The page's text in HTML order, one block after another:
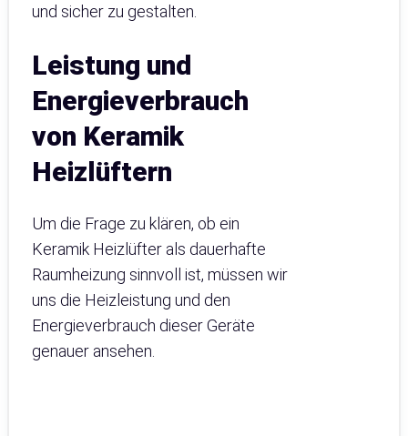
und sicher zu gestalten.
Leistung und
Energieverbrauch
von Keramik
Heizlüftern
Um die Frage zu klären, ob ein
Keramik Heizlüfter als dauerhafte
Raumheizung sinnvoll ist, müssen wir
uns die Heizleistung und den
Energieverbrauch dieser Geräte
genauer ansehen.